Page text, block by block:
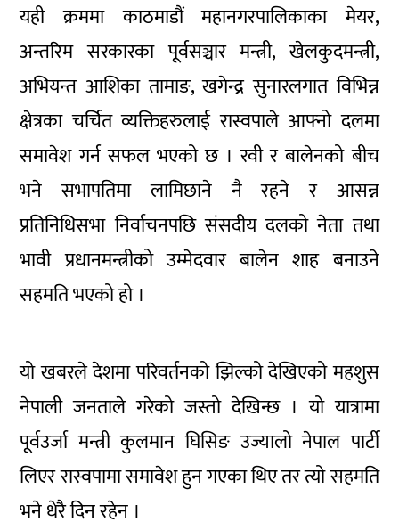
यही क्रममा काठमाडौं महानगरपालिकाका मेयर,
अन्तरिम सरकारका पूर्वसञ्चार मन्त्री, खेलकुदमन्त्री,
अभियन्त आशिका तामाङ, खगेन्द्र सुनारलगात विभिन्न
क्षेत्रका चर्चित व्यक्तिहरुलाई रास्वपाले आफ्नो दलमा
समावेश गर्न सफल भएको छ । रवी र बालेनको बीच
भने सभापतिमा लामिछाने नै रहने र आसन्न
प्रतिनिधिसभा निर्वाचनपछि संसदीय दलको नेता तथा
भावी प्रधानमन्त्रीको उम्मेदवार बालेन शाह बनाउने
सहमति भएको हो ।
यो खबरले देशमा परिवर्तनको झिल्को देखिएको महशुस
नेपाली जनताले गरेको जस्तो देखिन्छ । यो यात्रामा
पूर्वउर्जा मन्त्री कुलमान घिसिङ उज्यालो नेपाल पार्टी
लिएर रास्वपामा समावेश हुन गएका थिए तर त्यो सहमति
भने धेरै दिन रहेन ।